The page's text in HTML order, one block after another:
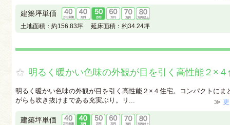
建築坪単価
土地面積： 約156.83坪 延床面積： 約34.24坪
明るく暖かい色味の外観が目を引く高性能２×４
明るく暖かい色味の外観が目を引く高性能２×４住宅。コンパクトにま
がらも吹き抜けまである充実ぶり。リ...
≫
建築坪単価